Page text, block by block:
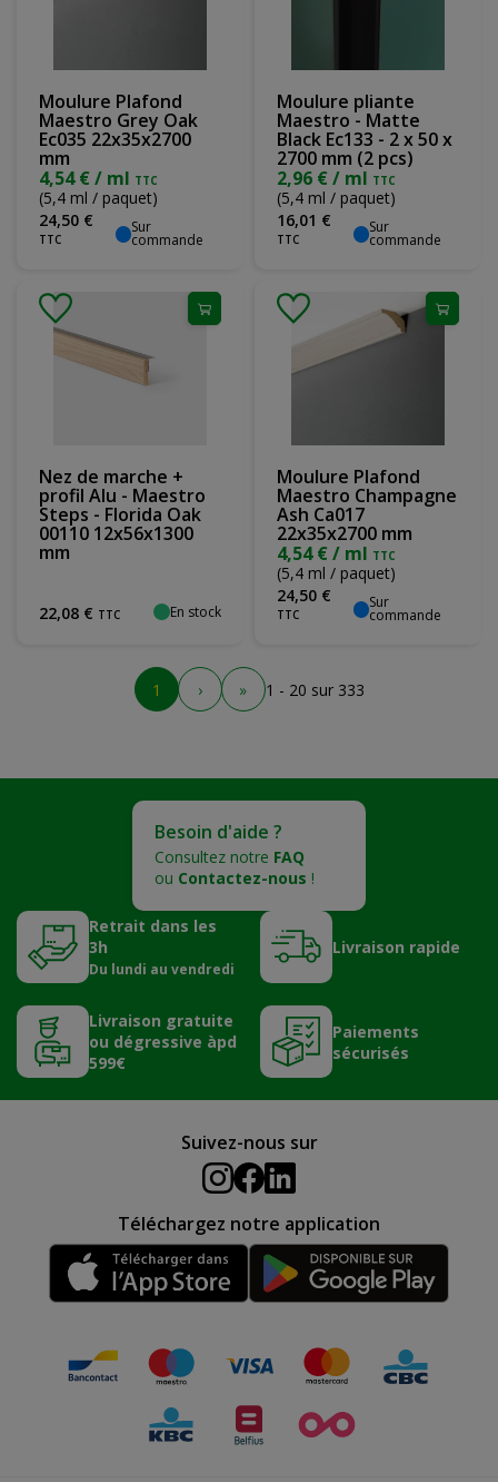
Moulure Plafond
Maestro Grey Oak
Ec035 22x35x2700
mm
4,54 € / ml TTC
(5,4 ml / paquet)
24,50 €
TTC
Sur
commande
Moulure pliante
Maestro - Matte
Black Ec133 - 2 x 50 x
2700 mm (2 pcs)
2,96 € / ml TTC
(5,4 ml / paquet)
16,01 €
TTC
Sur
commande
Nez de marche +
profil Alu - Maestro
Steps - Florida Oak
00110 12x56x1300
mm
22,08 € TTC En stock
Moulure Plafond
Maestro Champagne
Ash Ca017
22x35x2700 mm
4,54 € / ml TTC
(5,4 ml / paquet)
24,50 €
TTC
Sur
commande
1 › » 1 - 20 sur 333
Besoin d'aide ?
Consultez notre FAQ
ou Contactez-nous !
Retrait dans les
3h
Du lundi au vendredi
Livraison rapide
Livraison gratuite
ou dégressive àpd
599€
Paiements
sécurisés
Suivez-nous sur
Téléchargez notre application